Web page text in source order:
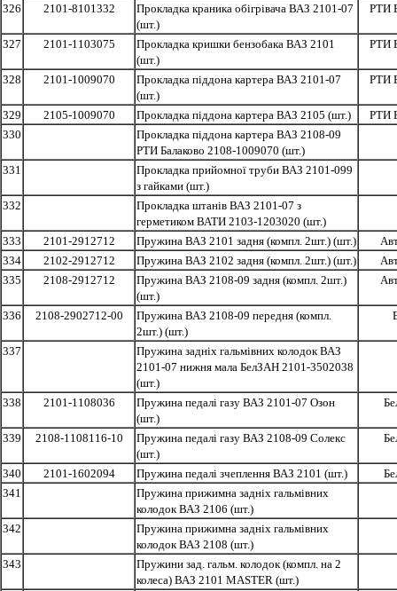
326 2101-8101332
Прокладка краника обігрівача ВАЗ 2101-07
(шт.)
РТИ
327 2101-1103075
Прокладка кришки бензобака ВАЗ 2101
(шт.)
РТИ
328 2101-1009070
Прокладка піддона картера ВАЗ 2101-07
(шт.)
РТИ
329 2105-1009070 Прокладка піддона картера ВАЗ 2105 (шт.)
РТИ
330
Прокладка піддона картера ВАЗ 2108-09
РТИ Балаково 2108-1009070 (шт.)
331
Прокладка прийомної труби ВАЗ 2101-099
з гайками (шт.)
332
Прокладка штанів ВАЗ 2101-07 з
герметиком ВАТИ 2103-1203020 (шт.)
333
2101-2912712 Пружина ВАЗ 2101 задня (компл. 2шт.) (шт.)
334
2102-2912712 Пружина ВАЗ 2102 задня (компл. 2шт.) (шт.)
335
2108-2912712
Пружина ВАЗ 2108-09 задня (компл. 2шт.)
(шт.)
336 2108-2902712-00
Пружина ВАЗ 2108-09 передня (компл.
2шт.) (шт.)
337
Пружина задніх гальмівних колодок ВАЗ
2101-07 нижня мала БелЗАН 2101-3502038
(шт.)
338
2101-1108036
Пружина педалі газу ВАЗ 2101-07 Озон
(шт.)
339 2108-1108116-10
Пружина педалі газу ВАЗ 2108-09 Солекс
(шт.)
340 2101-1602094 Пружина педалі зчеплення ВАЗ 2101 (шт.)
341
Пружина прижимна задніх гальмівних
колодок ВАЗ 2106 (шт.)
342
Пружина прижимна задніх гальмівних
колодок ВАЗ 2108 (шт.)
343
Пружини зад. гальм. колодок (компл. на 2
колеса) ВАЗ 2101 MASTER (шт.)